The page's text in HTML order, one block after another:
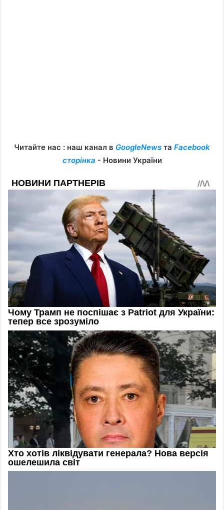
Читайте нас : наш канал в GoogleNews та Facebook
сторінка - Новини України